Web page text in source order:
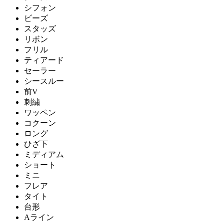
シフォン
ビーズ
スタッズ
リボン
フリル
ティアード
セーラー
シースルー
前V
刺繍
ワッペン
コクーン
ロング
ひざ下
ミディアム
ショート
ミニ
フレア
タイト
台形
Aライン